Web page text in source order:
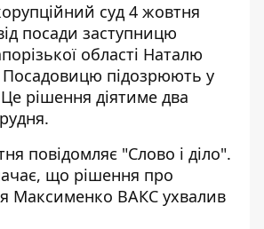
суд 4 жовтня
посади заступницю
області Наталю
підозрюють у
рішення діятиме два
повідомляє "Слово і діло".
що рішення про
Максименко ВАКС ухвалив